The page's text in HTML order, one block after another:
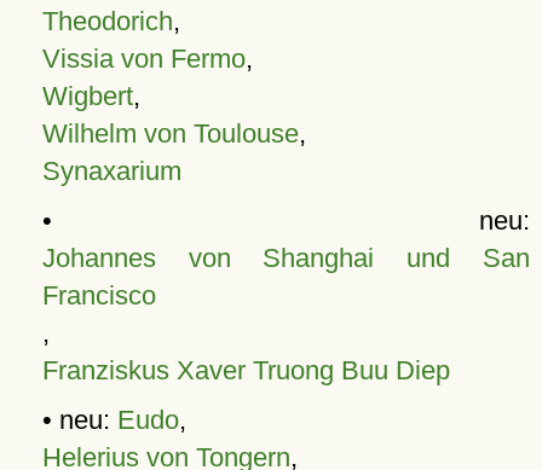
Theodorich,
Vissia von Fermo,
Wigbert,
Wilhelm von Toulouse,
Synaxarium
• neu:
Johannes von Shanghai und San
Francisco
,
Franziskus Xaver Truong Buu Diep
• neu: Eudo,
Helerius von Tongern,